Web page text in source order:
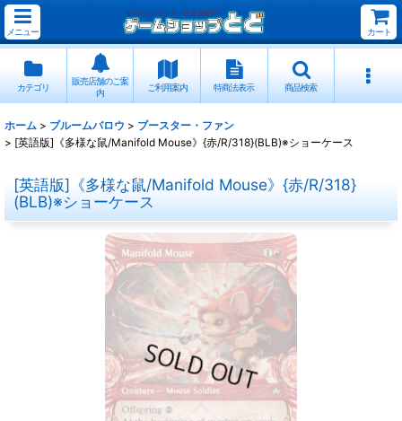
メニュー カート
カテゴリ
販売店舗のご案
内
ご利用案内 特商法表示 商品検索
ホーム > ブルームバロウ > ブースター・ファン
> [英語版]《多様な鼠/Manifold Mouse》{赤/R/318}(BLB)※ショーケース
[英語版]《多様な鼠/Manifold Mouse》{赤/R/318}
(BLB)※ショーケース